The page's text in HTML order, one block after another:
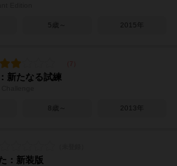
5歳～ 2015年
新たなる試練
8歳～ 2013年
：新装版